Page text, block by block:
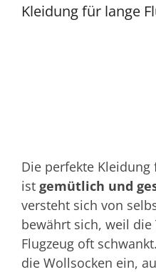
Kleidung für lange
Die perfekte
ist gemütlich und
versteht sich von
bewährt sich, weil
Flugzeug oft
die Wollsocken ein,